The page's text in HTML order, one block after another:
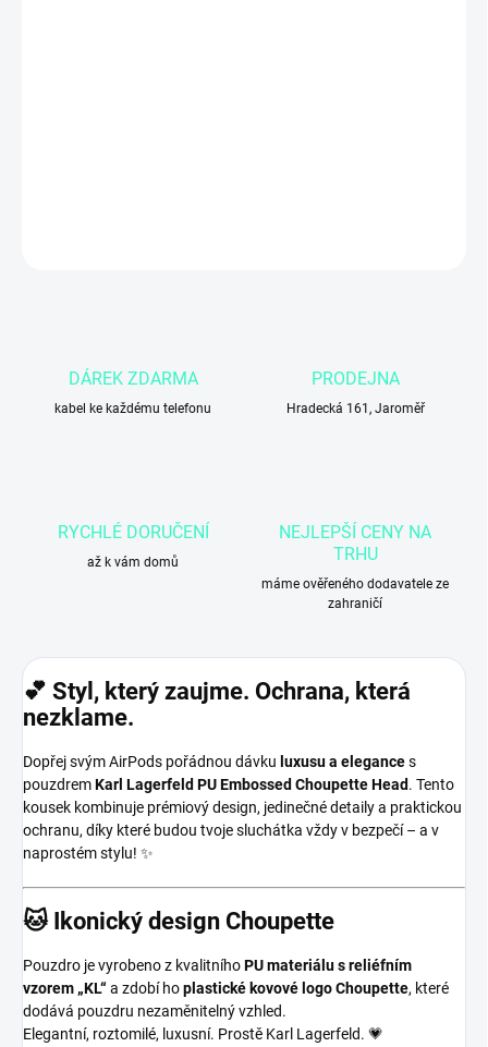
DÁREK ZDARMA
kabel ke každému telefonu
PRODEJNA
Hradecká 161, Jaroměř
RYCHLÉ DORUČENÍ
až k vám domů
NEJLEPŠÍ CENY NA
TRHU
máme ověřeného dodavatele ze
zahraničí
💕 Styl, který zaujme. Ochrana, která
nezklame.
Dopřej svým AirPods pořádnou dávku luxusu a elegances
pouzdremKarl Lagerfeld PU Embossed Choupette Head. Tento
kousek kombinuje prémiový design, jedinečné detaily a praktickou
ochranu, díky které budou tvoje sluchátka vždy v bezpečí – a v
naprostém stylu! ✨
🐱 Ikonický design Choupette
Pouzdro je vyrobeno z kvalitníhoPU materiálu s reliéfním
vzorem „KL“a zdobí hoplastické kovové logo Choupette, které
dodává pouzdru nezaměnitelný vzhled.
Elegantní, roztomilé, luxusní. Prostě Karl Lagerfeld. 💗